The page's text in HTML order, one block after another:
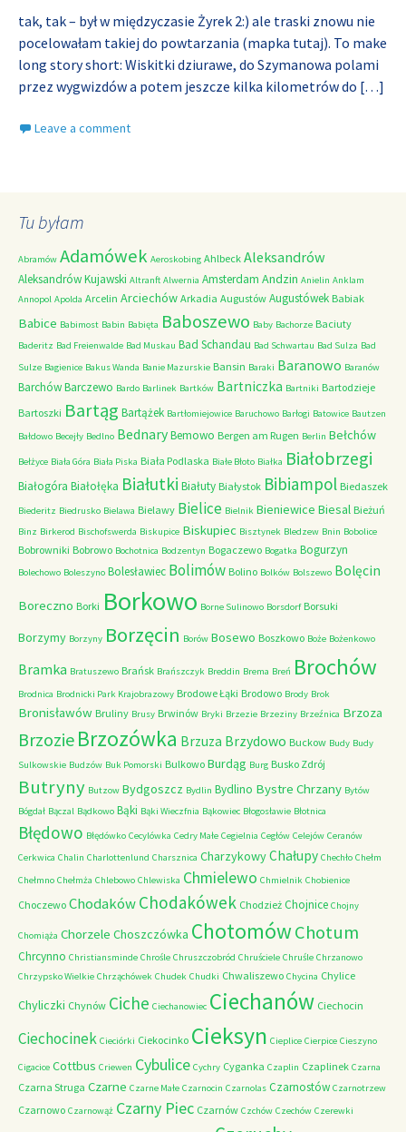
tak, tak – był w międzyczasie Żyrek 2:) ale traski znowu nie
pocelowałam takiej do powtarzania (mapka tutaj). To make
long story short: Wiskitki dziurawe, do Szymanowa polami
przez wygwizdów a potem jeszcze kilka kilometrów do […]
Leave a comment
Tu byłam
Abramów Adamówek Aeroskobing Ahlbeck Aleksandrów
Aleksandrów Kujawski Altranft Alwernia Amsterdam Andzin Anielin Anklam
Annopol Apolda Arcelin Arciechów Arkadia Augustów Augustówek Babiak
Babice Babimost Babin Babięta Baboszewo Baby Bachorze Baciuty
Baderitz Bad Freienwalde Bad Muskau Bad Schandau Bad Schwartau Bad Sulza Bad
Sulze Bagienice Bakus Wanda Banie Mazurskie Bansin Baraki Baranowo Baranów
BarchówBarczewo Bardo Barlinek Bartków Bartniczka Bartniki Bartodzieje
Bartoszki Bartąg Bartążek Bartłomiejowice Baruchowo Barłogi Batowice Bautzen
Bałdowo Becejły Bedlno BednaryBemowo Bergen am Rugen Berlin Bełchów
Bełżyce Biała Góra Biała Piska Biała Podlaska Białe Błoto Białka Białobrzegi
Białogóra Białołęka Białutki Białuty Białystok Bibiampol Biedaszek
Biederitz Biedrusko Bielawa Bielawy Bielice Bielnik Bieniewice Biesal Bieżuń
Binz Birkerod Bischofswerda Biskupice Biskupiec Bisztynek Bledzew Bnin Bobolice
Bobrowniki Bobrowo Bochotnica Bodzentyn Bogaczewo Bogatka Bogurzyn
Bolechowo Boleszyno Bolesławiec Bolimów Bolino Bolków Bolszewo Bolęcin
Boreczno Borki Borkowo Borne Sulinowo Borsdorf Borsuki
Borzymy Borzyny Borzęcin Borów Bosewo Boszkowo Boże Bożenkowo
Bramka Bratuszewo Brańsk Brańszczyk Breddin Brema Breń Brochów
Brodnica Brodnicki Park Krajobrazowy Brodowe Łąki Brodowo Brody Brok
Bronisławów Bruliny Brusy Brwinów Bryki Brzezie Brzeziny Brzeźnica Brzoza
Brzozie Brzozówka Brzuza Brzydowo Buckow Budy Budy
Sulkowskie Budzów Buk Pomorski Bulkowo Burdąg Burg Busko Zdrój
Butryny Butzow Bydgoszcz Bydlin Bydlino Bystre Chrzany Bytów
Bógdał Bączal Bądkowo Bąki Bąki Wieczfnia Bąkowiec Błogosławie Błotnica
Błędowo Błędówko Cecylówka Cedry Małe Cegielnia Cegłów Celejów Ceranów
Cerkwica Chalin Charlottenlund Charsznica CharzykowyChałupy Chechło Chełm
Chełmno Chełmża Chlebowo Chlewiska Chmielewo Chmielnik Chobienice
Choczewo ChodakówChodakówek Chodzież Chojnice Chojny
Chomiąża Chorzele Choszczówka ChotomówChotum
Chrcynno Christiansminde Chrośle Chruszczobród Chruściele Chruśle Chrzanowo
Chrzypsko Wielkie Chrząchówek Chudek Chudki Chwaliszewo Chycina Chylice
Chyliczki Chynów Ciche Ciechanowiec Ciechanów Ciechocin
Ciechocinek Cieciórki Ciekocinko Cieksyn Cieplice Cierpice Cieszyno
Cigacice Cottbus Criewen Cybulice Cychry Cyganka Czaplin Czaplinek Czarna
Czarna Struga Czarne Czarne Małe Czarnocin Czarnolas Czarnostów Czarnotrzew
Czarnowo Czarnowąż Czarny Piec Czarnów Czchów Czechów Czerewki